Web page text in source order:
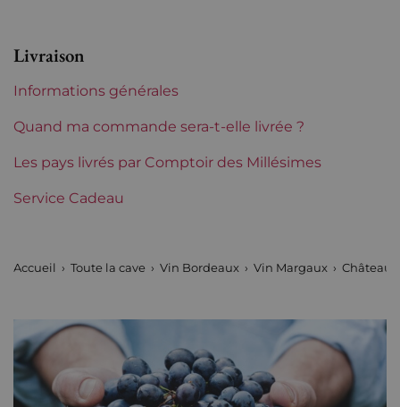
Etiquette Légèrement tachée
Région Bordeaux
Classement de 1855
Tranche de prix Plus de 150 €
Livraison
Informations générales
Quand ma commande sera-t-elle livrée ?
Les pays livrés par Comptoir des Millésimes
Service Cadeau
Accueil Toute la cave Vin Bordeaux Vin Margaux Château